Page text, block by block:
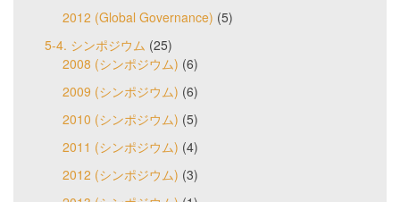
2012 (Global Governance) (5)
5-4. シンポジウム (25)
2008 (シンポジウム) (6)
2009 (シンポジウム) (6)
2010 (シンポジウム) (5)
2011 (シンポジウム) (4)
2012 (シンポジウム) (3)